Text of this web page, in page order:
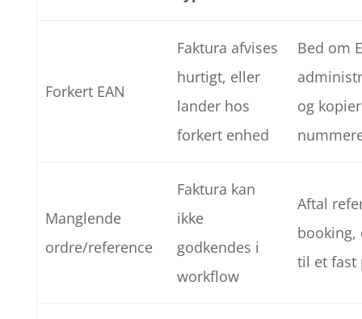
Forkert EAN
Faktura afvises
hurtigt, eller
lander hos
forkert enhed
Bed om
og kopier
Manglende
ordre/reference
Faktura kan
ikke
godkendes i
workflow
Aftal
booking,
til et fast